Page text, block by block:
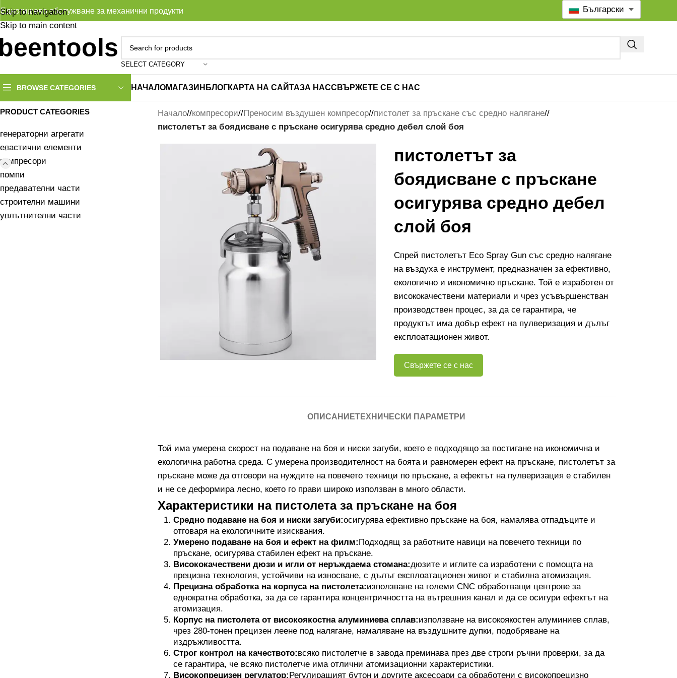
Skip to navigation
Skip to main content
Едногишево обслужване за механични продукти
SELECT CATEGORY
BROWSE CATEGORIES НАЧАЛОМАГАЗИН БЛОГКАРТА НА САЙТАЗА НАССВЪРЖЕТЕ СЕ С НАС
Български
PRODUCT CATEGORIES
генераторни агрегати
еластични елементи
компресори
помпи
предавателни части
строителни машини
уплътнителни части
Начало/ компресори/ Преносим въздушен компресор/ пистолет за пръскане със средно налягане/
пистолетът за боядисване с пръскане осигурява средно дебел слой боя
пистолетът за
боядисване с пръскане
осигурява средно дебел
слой боя
Спрей пистолетът Eco Spray Gun със средно налягане
на въздуха е инструмент, предназначен за ефективно,
екологично и икономично пръскане. Той е изработен от
висококачествени материали и чрез усъвършенстван
производствен процес, за да се гарантира, че
продуктът има добър ефект на пулверизация и дълъг
експлоатационен живот.
Свържете се с нас
ОПИСАНИЕТЕХНИЧЕСКИ ПАРАМЕТРИ
Той има умерена скорост на подаване на боя и ниски загуби, което е подходящо за постигане на икономична и
екологична работна среда. С умерена производителност на боята и равномерен ефект на пръскане, пистолетът за
пръскане може да отговори на нуждите на повечето техници по пръскане, а ефектът на пулверизация е стабилен
и не се деформира лесно, което го прави широко използван в много области.
Характеристики на пистолета за пръскане на боя
Средно подаване на боя и ниски загуби:осигурява ефективно пръскане на боя, намалява отпадъците и
отговаря на екологичните изисквания.
Умерено подаване на боя и ефект на филм:Подходящ за работните навици на повечето техници по
пръскане, осигурява стабилен ефект на пръскане.
Висококачествени дюзи и игли от неръждаема стомана:дюзите и иглите са изработени с помощта на
прецизна технология, устойчиви на износване, с дълъг експлоатационен живот и стабилна атомизация.
Прецизна обработка на корпуса на пистолета:използване на големи CNC обработващи центрове за
еднократна обработка, за да се гарантира концентричността на вътрешния канал и да се осигури ефектът на
атомизация.
Корпус на пистолета от високоякостна алуминиева сплав:използване на високоякостен алуминиев сплав,
чрез 280-тонен прецизен леене под налягане, намаляване на въздушните дупки, подобряване на
издръжливостта.
Строг контрол на качеството:всяко пистолетче в завода преминава през две строги ръчни проверки, за да
се гарантира, че всяко пистолетче има отлични атомизационни характеристики.
Високопрецизен регулатор:Регулиращият бутон и другите аксесоари са обработени с високопрецизно